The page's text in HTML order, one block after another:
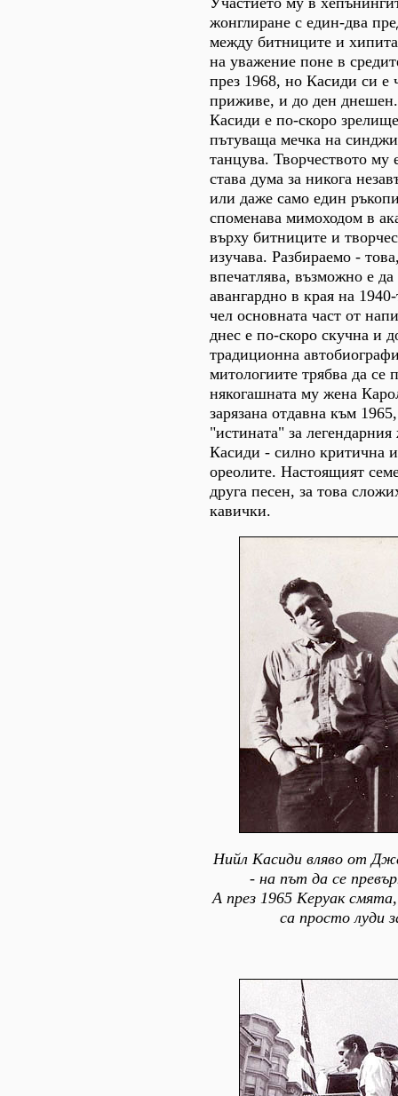
жонглиране с един-два
между битниците и
на уважение поне в
през 1968, но Касиди си е
приживе, и до ден
Касиди е по-скоро
пътуваща мечка на
танцува. Творчеството му
става дума за никога
или даже само един
споменава мимоходом в
върху битниците и
изучава. Разбираемо -
впечатлява, възможно е да
авангардно в края на
чел основната част от
днес е по-скоро скучна и
традиционна
митологиите трябва да се
някогашната му жена
зарязана отдавна към
"истината" за
Касиди - силно критична
ореолите. Настоящият
друга песен, за това
кавички.
Нийл Касиди вляво от
- на път да се
А през 1965 Керуак
са просто луди